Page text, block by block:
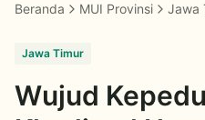
Beranda MUI Provinsi Jawa
Jawa Timur
Wujud